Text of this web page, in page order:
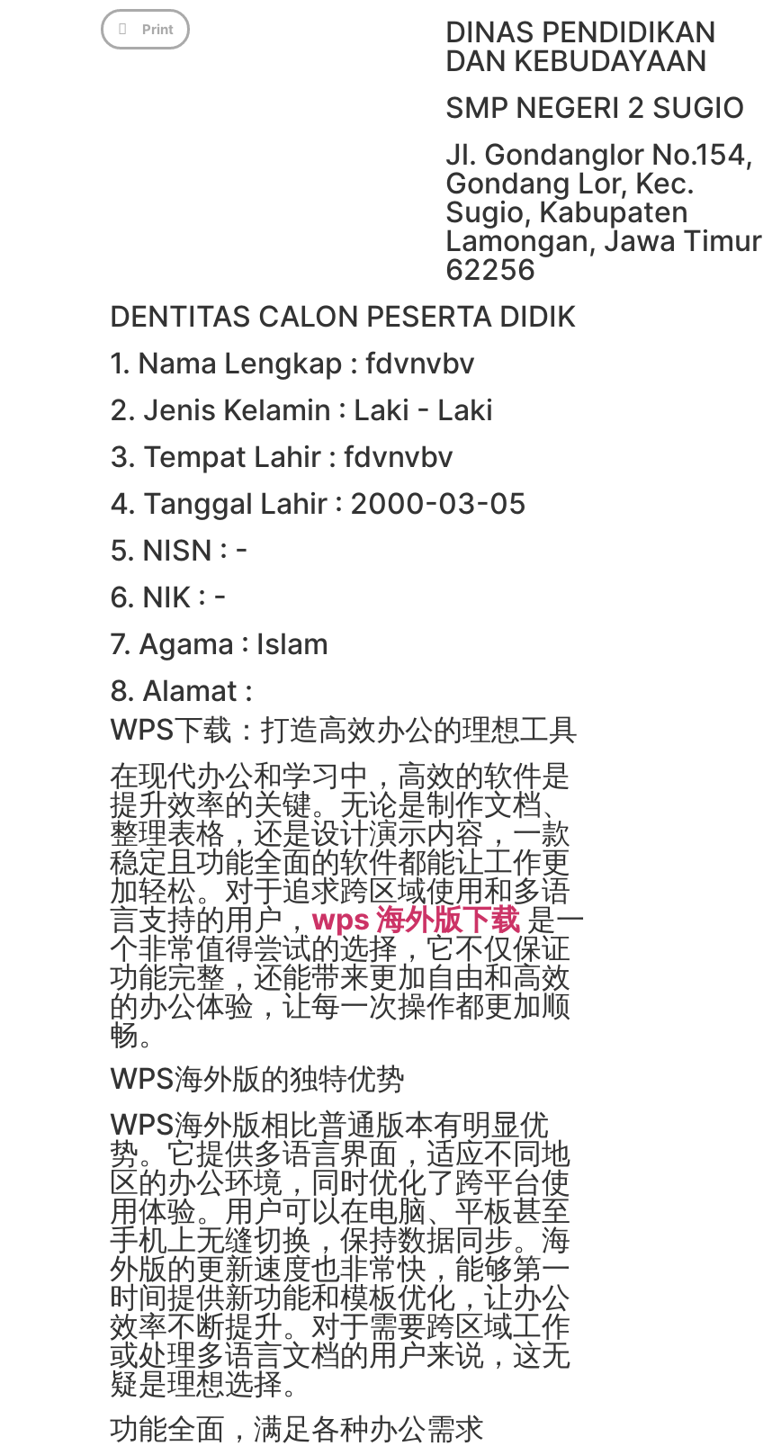
DINAS PENDIDIKAN
DAN KEBUDAYAAN
SMP NEGERI 2 SUGIO
Jl. Gondanglor No.154,
Gondang Lor, Kec.
Sugio, Kabupaten
Lamongan, Jawa Timur
62256
DENTITAS CALON PESERTA DIDIK
1. Nama Lengkap : fdvnvbv
2. Jenis Kelamin : Laki - Laki
3. Tempat Lahir : fdvnvbv
4. Tanggal Lahir : 2000-03-05
5. NISN : -
6. NIK : -
7. Agama : Islam
8. Alamat :
WPS下载：打造高效办公的理想工具
在现代办公和学习中，高效的软件是
提升效率的关键。无论是制作文档、
整理表格，还是设计演示内容，一款
稳定且功能全面的软件都能让工作更
加轻松。对于追求跨区域使用和多语
言支持的用户， wps 海外版下载 是一
个非常值得尝试的选择，它不仅保证
功能完整，还能带来更加自由和高效
的办公体验，让每一次操作都更加顺
畅。
WPS海外版的独特优势
WPS海外版相比普通版本有明显优
势。它提供多语言界面，适应不同地
区的办公环境，同时优化了跨平台使
用体验。用户可以在电脑、平板甚至
手机上无缝切换，保持数据同步。海
外版的更新速度也非常快，能够第一
时间提供新功能和模板优化，让办公
效率不断提升。对于需要跨区域工作
或处理多语言文档的用户来说，这无
疑是理想选择。
功能全面，满足各种办公需求
Print